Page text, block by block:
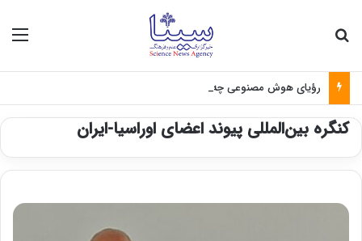
رؤیای هوش مصنوعی چه زمانی واقعی می‌شود؟
کنگره بین‌المللی پیوند اعضای اوراسیا-ایران